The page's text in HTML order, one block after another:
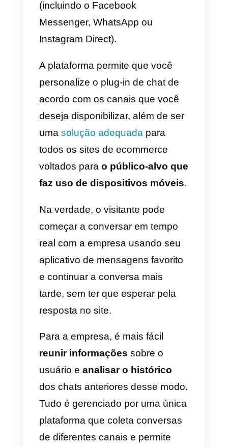
Apresentamos aqui os três
melhores plug-ins de chat
instalar no seu site para
fornecer suporte em
tempo real
1)Callbell
a nossa solução, é claro 😜.
Callbell
é um plug-in de chat que
permite que os visitantes do site
solicitem suporte por meio do
aplicativo de chat favorito
Messenger, WhatsApp ou
Instagram Direct
A plataforma permite que você
personalize o plug-in de chat de
acordo com os canais que você